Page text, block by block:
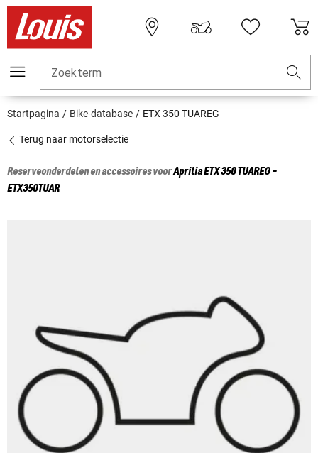
Zoekterm
Startpagina Bike-database ETX 350 TUAREG
Terug naar motorselectie
Reserveonderdelen en accessoires voorApriliaETX 350 TUAREG -
ETX350TUAR